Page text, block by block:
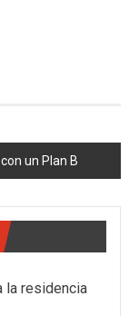
un Plan B
la residencia